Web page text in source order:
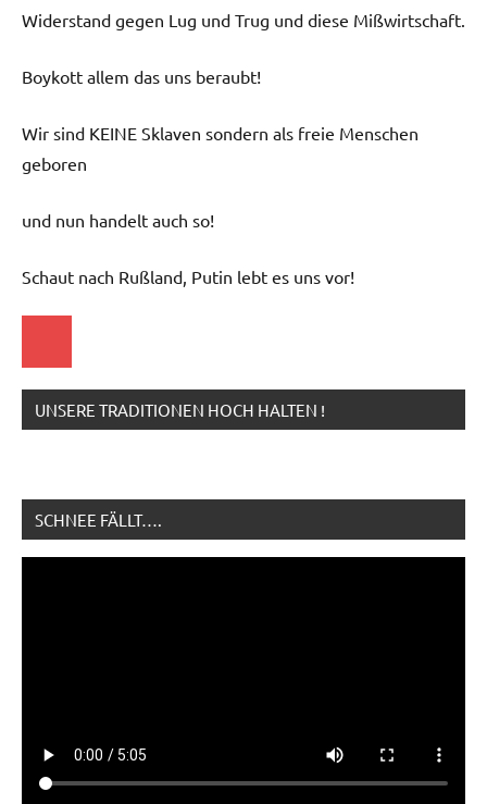
Widerstand gegen Lug und Trug und diese Mißwirtschaft.
Boykott allem das uns beraubt!
Wir sind KEINE Sklaven sondern als freie Menschen
geboren
und nun handelt auch so!
Schaut nach Rußland, Putin lebt es uns vor!
UNSERE TRADITIONEN HOCH HALTEN !
SCHNEE FÄLLT….